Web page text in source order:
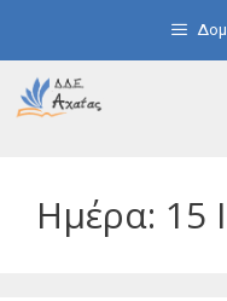
Ημέρα: 15